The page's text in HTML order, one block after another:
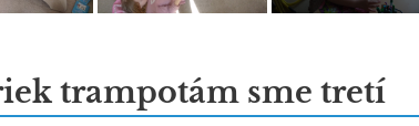
trampotám sme tretí